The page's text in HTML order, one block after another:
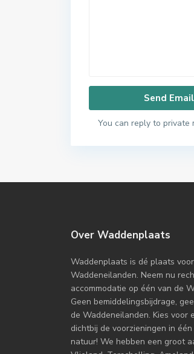
You can reply to private
Over Waddenplaats
Waddenplaats is dé plaats
Waddeneilanden. Neem nu
accommodatie op één van de
Geen bemiddelingsbijdrage,
de Waddeneilanden. Kies voor
dichtbij de voorzieningen in
natuur! We hebben een groot